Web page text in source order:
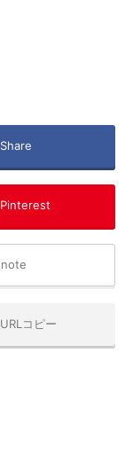
Share
Pinterest
note
URLコピー